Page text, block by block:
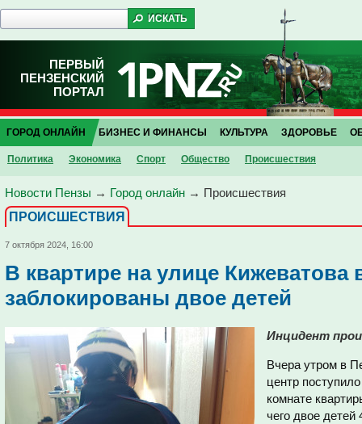
ПЕРВЫЙ
ПЕНЗЕНСКИЙ
ПОРТАЛ
ГОРОД ОНЛАЙН
Политика Экономика Спорт Общество Проиcшествия
БИЗНЕС И ФИНАНСЫ КУЛЬТУРА ЗДОРОВЬЕ
Новости Пензы → Город онлайн → Проиcшествия
ПРОИCШЕСТВИЯ
7 октября 2024, 16:00
В квартире на улице Кижеватова
заблокированы двое детей
Инцидент
Вчера утром в
центр
комнате
чего двое детей